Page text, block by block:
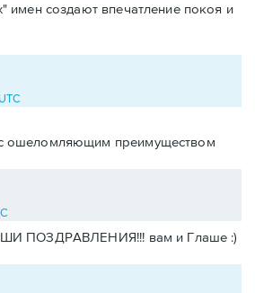
имен создают впечатление покоя и
ошеломляющим преимуществом
ПОЗДРАВЛЕНИЯ!!! вам и Глаше :)